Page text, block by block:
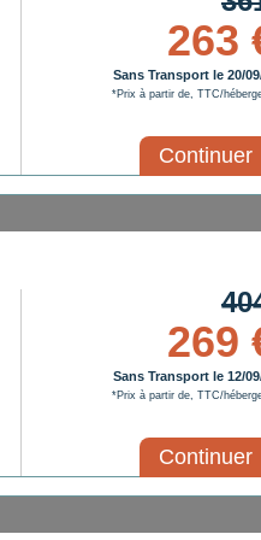
263
Sans Transport le 20/
*Prix à partir de, TTC/
Continuer
269
Sans Transport le 12/
*Prix à partir de, TTC/
Continuer